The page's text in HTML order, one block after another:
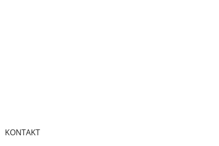
KONTAKT